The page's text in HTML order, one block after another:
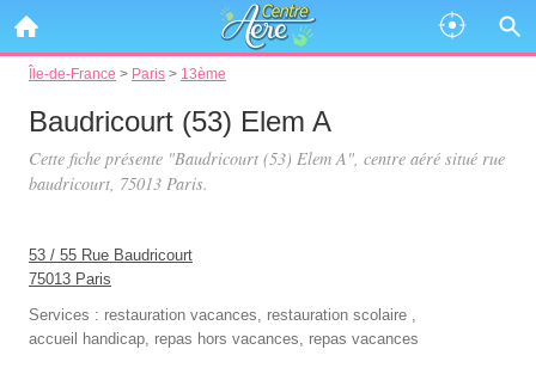
Île-de-France > Paris > 13ème
Baudricourt (53) Elem A
Cette fiche présente "Baudricourt (53) Elem A", centre aéré situé rue
baudricourt, 75013 Paris.
53 / 55 Rue Baudricourt
75013 Paris
Services : restauration vacances, restauration scolaire ,
accueil handicap, repas hors vacances, repas vacances